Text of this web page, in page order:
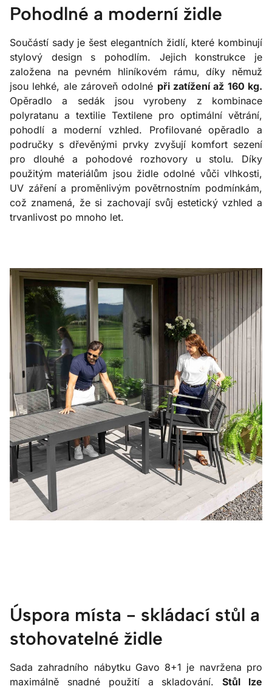
Pohodlné a moderní židle
Součástí sady je šest elegantních židlí, které kombinují
stylový design s pohodlím. Jejich konstrukce je
založena na pevném hliníkovém rámu, díky němuž
jsou lehké, ale zároveň odolné při zatížení až 160 kg.
Opěradlo a sedák jsou vyrobeny z kombinace
polyratanu a textilie Textilene pro optimální větrání,
pohodlí a moderní vzhled. Profilované opěradlo a
područky s dřevěnými prvky zvyšují komfort sezení
pro dlouhé a pohodové rozhovory u stolu. Díky
použitým materiálům jsou židle odolné vůči vlhkosti,
UV záření a proměnlivým povětrnostním podmínkám,
což znamená, že si zachovají svůj estetický vzhled a
trvanlivost po mnoho let.
Úspora místa - skládací stůl a
stohovatelné židle
Sada zahradního nábytku Gavo 8+1 je navržena pro
maximálně snadné použití a skladování.Stůl lze